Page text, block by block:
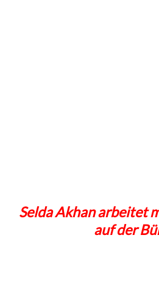
Selda Akhan arbeitet
auf der